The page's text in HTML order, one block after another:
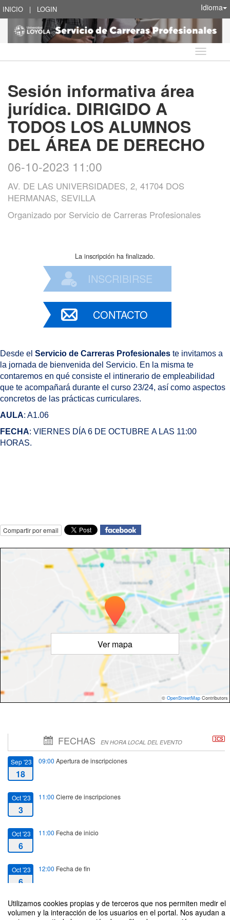
Utilizamos cookies propias y de terceros que nos permiten medir el
volumen y la interacción de los usuarios en el portal. Nos ayudan a
INICIO | LOGIN Idioma
Idioma
Sesión informativa área
jurídica. DIRIGIDO A
TODOS LOS ALUMNOS
DEL ÁREA DE DERECHO
06-10-2023 11:00
AV. DE LAS UNIVERSIDADES, 2, 41704 DOS
HERMANAS, SEVILLA
Organizado por Servicio de Carreras Profesionales
La inscripción ha finalizado.
INSCRIBIRSE
CONTACTO
Desde el Servicio de Carreras Profesionales te invitamos a
la jornada de bienvenida del Servicio. En la misma te
contaremos en qué consiste el intinerario de empleabilidad
que te acompañará durante el curso 23/24, así como aspectos
concretos de las prácticas curriculares.
AULA: A1.06
FECHA: VIERNES DÍA 6 DE OCTUBRE A LAS 11:00
HORAS.
Compartir por email
Ver mapa
© OpenStreetMap Contributors
FECHAS EN HORA LOCAL DEL EVENTO
Sep '23
18
09:00 Apertura de inscripciones
Oct '23
3
11:00 Cierre de inscripciones
Oct '23
6
11:00 Fecha de inicio
Oct '23
6
12:00 Fecha de fin